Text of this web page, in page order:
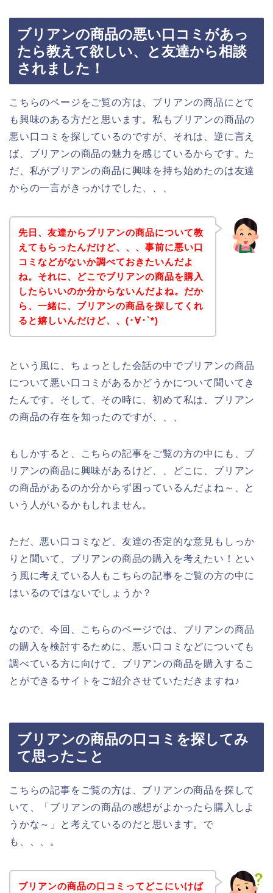
ブリアンの商品の悪い口コミがあっ
たら教えて欲しい、と友達から相談
されました！
こちらのページをご覧の方は、ブリアンの商品にとて
も興味のある方だと思います。私もブリアンの商品の
悪い口コミを探しているのですが、それは、逆に言え
ば、ブリアンの商品の魅力を感じているからです。た
だ、私がブリアンの商品に興味を持ち始めたのは友達
からの一言がきっかけでした、、、
先日、友達からブリアンの商品について教
えてもらったんだけど、、、事前に悪い口
コミなどがないか調べておきたいんだよ
ね。それに、どこでブリアンの商品を購入
したらいいのか分からないんだよね。だか
ら、一緒に、ブリアンの商品を探してくれ
ると嬉しいんだけど、、(･∀･`*)
という風に、ちょっとした会話の中でブリアンの商品
について悪い口コミがあるかどうかについて聞いてき
たんです。そして、その時に、初めて私は、ブリアン
の商品の存在を知ったのですが、、、
もしかすると、こちらの記事をご覧の方の中にも、ブ
リアンの商品に興味があるけど、、どこに、ブリアン
の商品があるのか分からず困っているんだよね～、と
いう人がいるかもしれません。
ただ、悪い口コミなど、友達の否定的な意見もしっか
りと聞いて、ブリアンの商品の購入を考えたい！とい
う風に考えている人もこちらの記事をご覧の方の中に
はいるのではないでしょうか？
なので、今回、こちらのページでは、ブリアンの商品
の購入を検討するために、悪い口コミなどについても
調べている方に向けて、ブリアンの商品を購入するこ
とができるサイトをご紹介させていただきますね♪
ブリアンの商品の口コミを探してみ
て思ったこと
こちらの記事をご覧の方は、ブリアンの商品を探して
いて、「ブリアンの商品の感想がよかったら購入しよ
うかな～」と考えているのだと思います。で
も、、、。
ブリアンの商品の口コミってどこにいけば